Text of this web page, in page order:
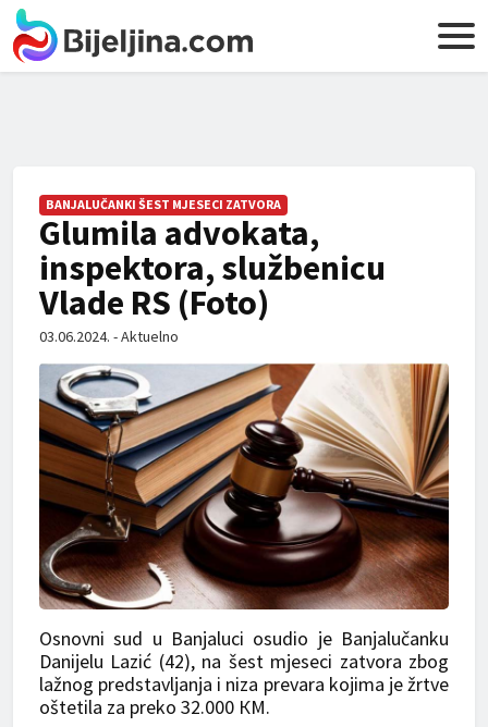
BANJALUČANKI ŠEST MJESECI ZATVORA
Glumila advokata,
inspektora, službenicu
Vlade RS (Foto)
03.06.2024. - Aktuelno
Osnovni sud u Banjaluci osudio je Banjalučanku
Danijelu Lazić (42), na šest mjeseci zatvora zbog
lažnog predstavljanja i niza prevara kojima je žrtve
oštetila za preko 32.000 КM.